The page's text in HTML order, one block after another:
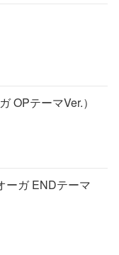
OPテーマVer.）
ーガ ENDテーマ